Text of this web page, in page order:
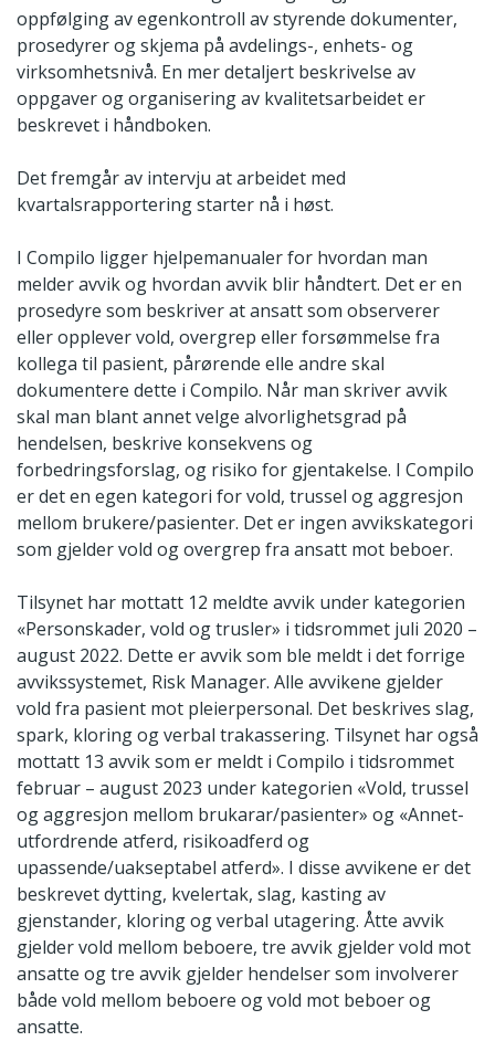
oppfølging av egenkontroll av styrende dokumenter,
prosedyrer og skjema på avdelings-, enhets- og
virksomhetsnivå. En mer detaljert beskrivelse av
oppgaver og organisering av kvalitetsarbeidet er
beskrevet i håndboken.
Det fremgår av intervju at arbeidet med
kvartalsrapportering starter nå i høst.
I Compilo ligger hjelpemanualer for hvordan man
melder avvik og hvordan avvik blir håndtert. Det er en
prosedyre som beskriver at ansatt som observerer
eller opplever vold, overgrep eller forsømmelse fra
kollega til pasient, pårørende elle andre skal
dokumentere dette i Compilo. Når man skriver avvik
skal man blant annet velge alvorlighetsgrad på
hendelsen, beskrive konsekvens og
forbedringsforslag, og risiko for gjentakelse. I Compilo
er det en egen kategori for vold, trussel og aggresjon
mellom brukere/pasienter. Det er ingen avvikskategori
som gjelder vold og overgrep fra ansatt mot beboer.
Tilsynet har mottatt 12 meldte avvik under kategorien
«Personskader, vold og trusler» i tidsrommet juli 2020 –
august 2022. Dette er avvik som ble meldt i det forrige
avvikssystemet, Risk Manager. Alle avvikene gjelder
vold fra pasient mot pleierpersonal. Det beskrives slag,
spark, kloring og verbal trakassering. Tilsynet har også
mottatt 13 avvik som er meldt i Compilo i tidsrommet
februar – august 2023 under kategorien «Vold, trussel
og aggresjon mellom brukarar/pasienter» og «Annet-
utfordrende atferd, risikoadferd og
upassende/uakseptabel atferd». I disse avvikene er det
beskrevet dytting, kvelertak, slag, kasting av
gjenstander, kloring og verbal utagering. Åtte avvik
gjelder vold mellom beboere, tre avvik gjelder vold mot
ansatte og tre avvik gjelder hendelser som involverer
både vold mellom beboere og vold mot beboer og
ansatte.